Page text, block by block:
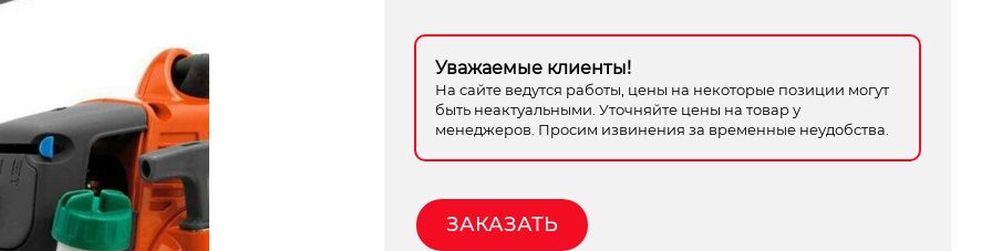
Уважаемые клиенты!
На сайте ведутся работы, цены на некоторые позиции могут
быть неактуальными. Уточняйте цены на товар у
менеджеров. Просим извинения за временные неудобства.
ЗАКАЗАТЬ